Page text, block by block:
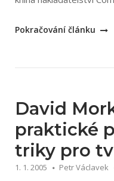
„Eric
Pardi:
HTML
v
akci“
Pokračování článku
David
praktické
triky pro
1. 1. 2005 Petr Václavek